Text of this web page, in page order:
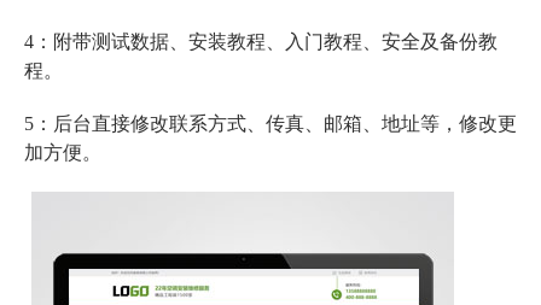
4：附带测试数据、安装教程、入门教程、安全及备份教
程。
5：后台直接修改联系方式、传真、邮箱、地址等，修改更
加方便。